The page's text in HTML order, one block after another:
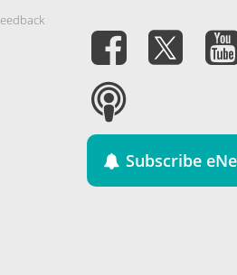
Subscribe